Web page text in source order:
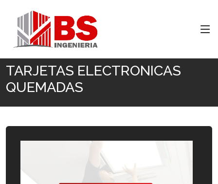
TARJETAS ELECTRONICAS
QUEMADAS